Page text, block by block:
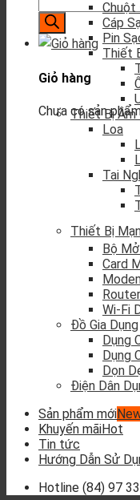
Giỏ hàng
Chưa có sản
Chuột
Cáp
Pin
Thiết
Thiết Bị Âm
Loa
Tai
Thiết Bị
Bộ
Card
Router
Wi-Fi
Đồ Gia Dụng
Dụng
Dụng
Dọn
Điện Dân
Sản phẩm mới
Khuyến mãi
Tin tức
Hướng Dẫn Sử
Hotline (84) 97